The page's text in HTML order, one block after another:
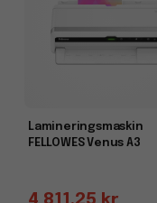
Lamineringsmaskin
FELLOWES Venus A3